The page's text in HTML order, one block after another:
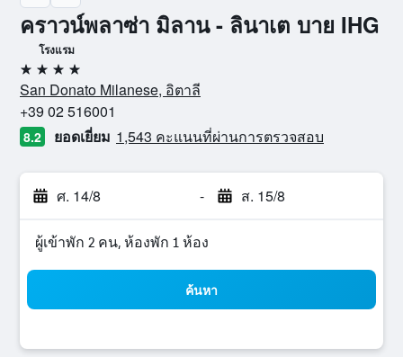
คราวน์พลาซ่า มิลาน - ลินาเต บาย IHG
โรงแรม
4 ดาว
San Donato Milanese, อิตาลี
+39 02 516001
8.2 ยอดเยี่ยม 1,543 คะแนนที่ผ่านการตรวจสอบ
ศ. 14/8 - ส. 15/8
ผู้เข้าพัก 2 คน, ห้องพัก 1 ห้อง
ค้นหา